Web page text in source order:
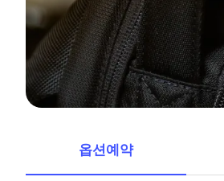
옵션예약